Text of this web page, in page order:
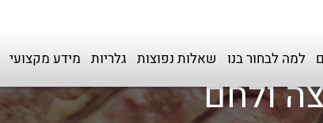
למה לבחור בנו שאלות נפוצות גלריות מידע מקצועי
ולחם